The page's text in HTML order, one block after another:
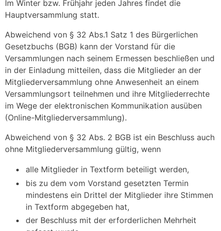
Im Winter bzw. Frühjahr jeden Jahres findet die
Hauptversammlung statt.
Abweichend von § 32 Abs.1 Satz 1 des Bürgerlichen
Gesetzbuchs (BGB) kann der Vorstand für die
Versammlungen nach seinem Ermessen beschließen und
in der Einladung mitteilen, dass die Mitglieder an der
Mitgliederversammlung ohne Anwesenheit an einem
Versammlungsort teilnehmen und ihre Mitgliederrechte
im Wege der elektronischen Kommunikation ausüben
(Online-Mitgliederversammlung).
Abweichend von § 32 Abs. 2 BGB ist ein Beschluss auch
ohne Mitgliederversammlung gültig, wenn
alle Mitglieder in Textform beteiligt werden,
bis zu dem vom Vorstand gesetzten Termin
mindestens ein Drittel der Mitglieder ihre Stimmen
in Textform abgegeben hat,
der Beschluss mit der erforderlichen Mehrheit